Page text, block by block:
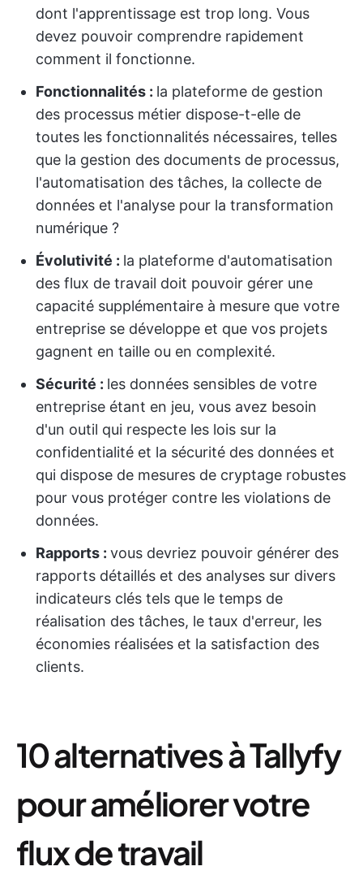
dont l'apprentissage est trop long. Vous
devez pouvoir comprendre rapidement
comment il fonctionne.
Fonctionnalités : la plateforme de gestion
des processus métier dispose-t-elle de
toutes les fonctionnalités nécessaires, telles
que la gestion des documents de processus,
l'automatisation des tâches, la collecte de
données et l'analyse pour la transformation
numérique ?
Évolutivité : la plateforme d'automatisation
des flux de travail doit pouvoir gérer une
capacité supplémentaire à mesure que votre
entreprise se développe et que vos projets
gagnent en taille ou en complexité.
Sécurité : les données sensibles de votre
entreprise étant en jeu, vous avez besoin
d'un outil qui respecte les lois sur la
confidentialité et la sécurité des données et
qui dispose de mesures de cryptage robustes
pour vous protéger contre les violations de
données.
Rapports : vous devriez pouvoir générer des
rapports détaillés et des analyses sur divers
indicateurs clés tels que le temps de
réalisation des tâches, le taux d'erreur, les
économies réalisées et la satisfaction des
clients.
10 alternatives à Tallyfy
pour améliorer votre
flux de travail